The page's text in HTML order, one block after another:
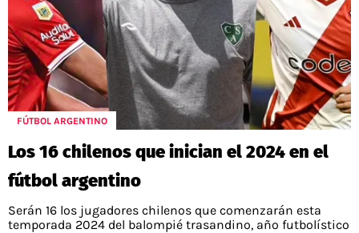
FÚTBOL ARGENTINO
Los 16 chilenos que inician el 2024 en el
fútbol argentino
Serán 16 los jugadores chilenos que comenzarán esta
temporada 2024 del balompié trasandino, año futbolístico